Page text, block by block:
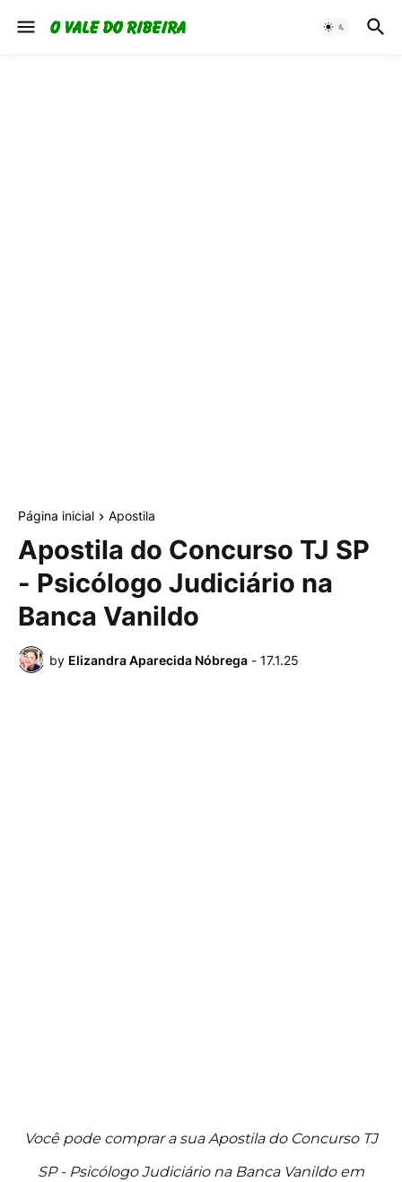
Página inicial Apostila
Apostila do Concurso TJ SP
- Psicólogo Judiciário na
Banca Vanildo
by Elizandra Aparecida Nóbrega - 17.1.25
Você pode comprar a sua Apostila do Concurso TJ
SP - Psicólogo Judiciário na Banca Vanildo em